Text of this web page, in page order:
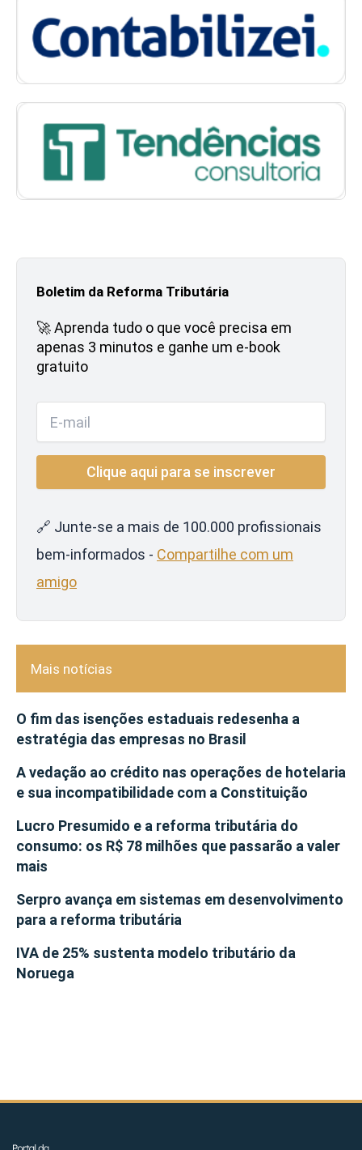
Boletim da Reforma Tributária
🚀 Aprenda tudo o que você precisa em
apenas 3 minutos e ganhe um e-book
gratuito
🔗 Junte-se a mais de 100.000 profissionais
bem-informados - Compartilhe com um
amigo
Mais notícias
O fim das isenções estaduais redesenha a
estratégia das empresas no Brasil
A vedação ao crédito nas operações de hotelaria
e sua incompatibilidade com a Constituição
Lucro Presumido e a reforma tributária do
consumo: os R$ 78 milhões que passarão a valer
mais
Serpro avança em sistemas em desenvolvimento
para a reforma tributária
IVA de 25% sustenta modelo tributário da
Noruega